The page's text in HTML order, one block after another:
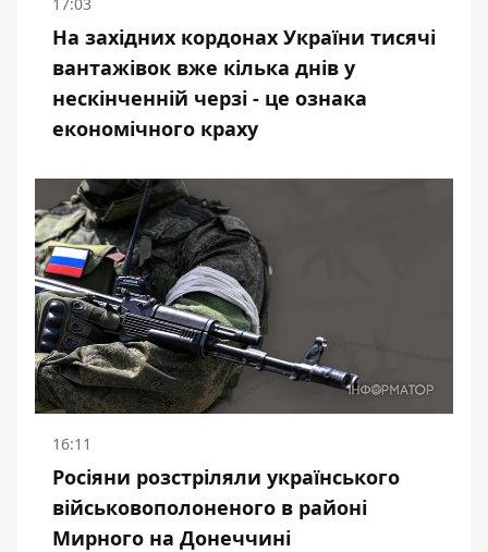
На західних кордонах України тисячі
вантажівок вже кілька днів у
нескінченній черзі - це ознака
економічного краху
16:11
Росіяни розстріляли українського
військовополоненого в районі
Мирного на Донеччині